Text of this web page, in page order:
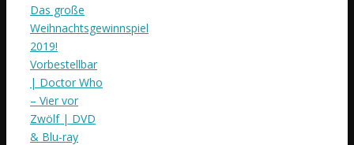
Das große
Weihnachtsgewinnspiel
2019!
Vorbestellbar
| Doctor Who
– Vier vor
Zwölf | DVD
& Blu-ray